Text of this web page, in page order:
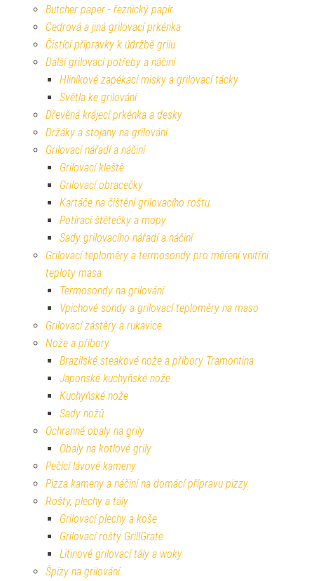
Butcher paper - řeznický papír
Cedrová a jiná grilovací prkénka
Čistící přípravky k údržbě grilu
Další grilovací potřeby a náčiní
Hliníkové zapékací misky a grilovací tácky
Světla ke grilování
Dřevěná krájecí prkénka a desky
Držáky a stojany na grilování
Grilovací nářadí a náčiní
Grilovací kleště
Grilovací obracečky
Kartáče na čištění grilovacího roštu
Potírací štětečky a mopy
Sady grilovacího nářadí a náčiní
Grilovací teploměry a termosondy pro měření vnitřní
teploty masa
Termosondy na grilování
Vpichové sondy a grilovací teploměry na maso
Grilovací zástěry a rukavice
Nože a příbory
Brazilské steakové nože a příbory Tramontina
Japonské kuchyňské nože
Kuchyňské nože
Sady nožů
Ochranné obaly na grily
Obaly na kotlové grily
Pečící lávové kameny
Pizza kameny a náčiní na domácí přípravu pizzy
Rošty, plechy a tály
Grilovací plechy a koše
Grilovací rošty GrillGrate
Litinové grilovací tály a woky
Špízy na grilování